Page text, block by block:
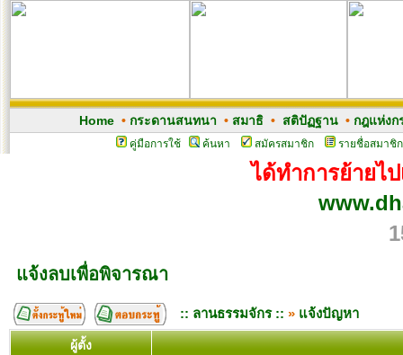
Home• กระดานสนทนา • สมาธิ• สติปัฏฐาน• กฎแห่งก
คู่มือการใช้ ค้นหา สมัครสมาชิก รายชื่อสมาชิก
ได้ทำการย้ายไ
แจ้งลบเพื่อพิจารณา
:: ลานธรรมจักร :: » แจ้งปัญหา
ผู้ตั้ง